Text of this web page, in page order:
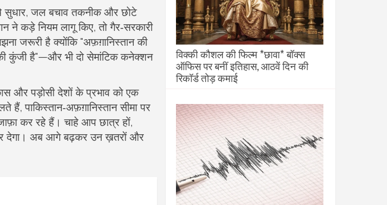
सुधार, जल बचाव तकनीक और छोटे
ने कड़े नियम लागू किए, तो गैर‑सरकारी
जरूरी है क्योंकि "अफ़ग़ानिस्तान की
की कुंजी है"—और भी दो सेमांटिक कनेक्शन
और पड़ोसी देशों के प्रभाव को एक
पाकिस्तान‑अफ़ग़ानिस्तान सीमा पर
कर रहे हैं। चाहे आप छात्र हों,
देगा। अब आगे बढ़कर उन ख़तरों और
विक्की कौशल की फिल्म *छावा* बॉक्स
ऑफिस पर बनीं इतिहास, आठवें दिन की
रिकॉर्ड तोड़ कमाई